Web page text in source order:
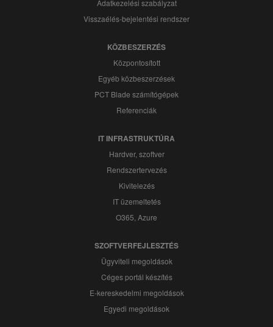
Adatkezelési szabályzat
Visszaélés-bejelentési rendszer
KÖZBESZERZÉS
Központosított
Egyéb közbeszerzések
PCT Blade számítógépek
Referenciák
IT INFRASTRUKTÚRA
Hardver, szoftver
Rendszertervezés
Kivitelezés
IT üzemeltetés
O365, Azure
SZOFTVERFEJLESZTÉS
Ügyviteli megoldások
Céges portál készítés
E-kereskedelmi megoldások
Egyedi megoldások